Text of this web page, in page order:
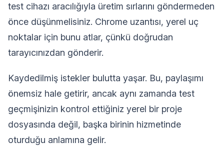
test cihazı aracılığıyla üretim sırlarını göndermeden
önce düşünmelisiniz. Chrome uzantısı, yerel uç
noktalar için bunu atlar, çünkü doğrudan
tarayıcınızdan gönderir.
Kaydedilmiş istekler bulutta yaşar. Bu, paylaşımı
önemsiz hale getirir, ancak aynı zamanda test
geçmişinizin kontrol ettiğiniz yerel bir proje
dosyasında değil, başka birinin hizmetinde
oturduğu anlamına gelir.